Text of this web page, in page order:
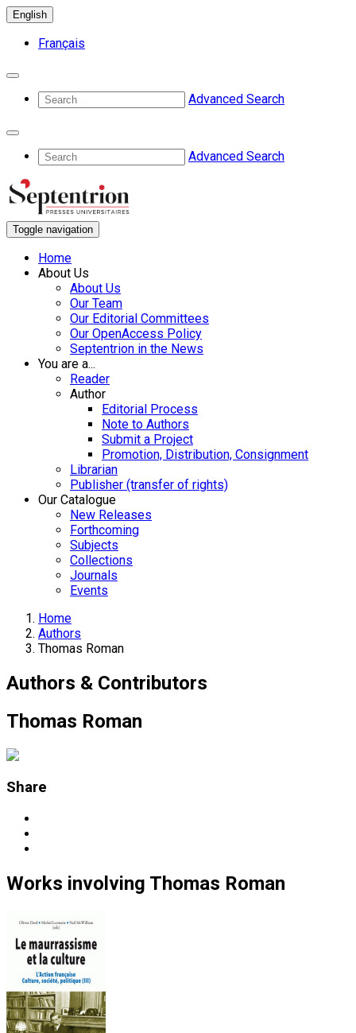
English
Français
Advanced Search
Advanced Search
Toggle navigation
Home
About Us
About Us
Our Team
Our Editorial Committees
Our OpenAccess Policy
Septentrion in the News
You are a...
Reader
Author
Editorial Process
Note to Authors
Submit a Project
Promotion, Distribution, Consignment
Librarian
Publisher (transfer of rights)
Our Catalogue
New Releases
Forthcoming
Subjects
Collections
Journals
Events
Home
Authors
Thomas Roman
Authors & Contributors
Thomas Roman
Share
Works involving Thomas Roman